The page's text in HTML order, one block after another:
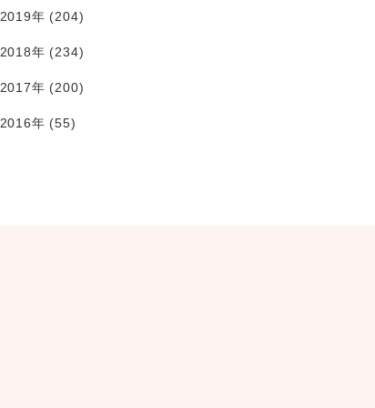
2019年 (204)
2018年 (234)
2017年 (200)
2016年 (55)